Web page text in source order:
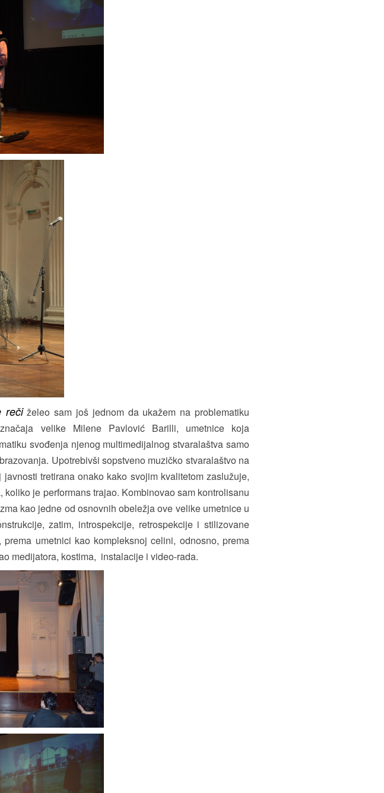
rečiželeo sam još jednom da ukažem na problematiku
velike Milene Pavlović Barilli, umetnice koja
svođenja njenog multimedijalnog stvaralaštva samo
Upotrebivši sopstveno muzičko stvaralaštvo na
tretirana onako kako svojim kvalitetom zaslužuje,
je performans trajao. Kombinovao sam kontrolisanu
kao jedne od osnovnih obeležja ove velike umetnice u
zatim, introspekcije, retrospekcije i stilizovane
umetnici kao kompleksnoj celini, odnosno, prema
medijatora, kostima, instalacije i video-rada.